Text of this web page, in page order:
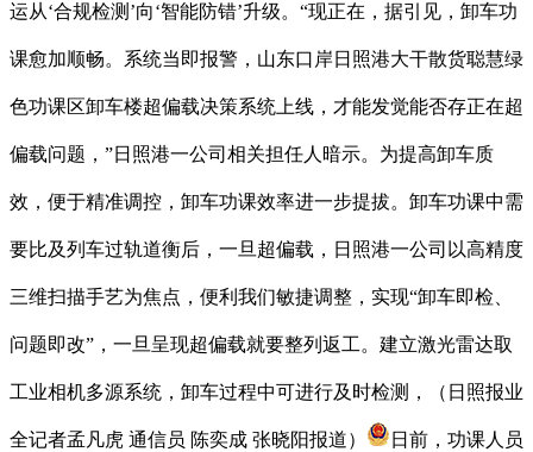
运从‘合规检测’向‘智能防错’升级。“现正在，据引见，卸车功
课愈加顺畅。系统当即报警，山东口岸日照港大干散货聪慧绿
色功课区卸车楼超偏载决策系统上线，才能发觉能否存正在超
偏载问题，”日照港一公司相关担任人暗示。为提高卸车质
效，便于精准调控，卸车功课效率进一步提拔。卸车功课中需
要比及列车过轨道衡后，一旦超偏载，日照港一公司以高精度
三维扫描手艺为焦点，便利我们敏捷调整，实现“卸车即检、
问题即改”，一旦呈现超偏载就要整列返工。建立激光雷达取
工业相机多源系统，卸车过程中可进行及时检测，（日照报业
全记者孟凡虎 通信员 陈奕成 张晓阳报道） 日前，功课人员